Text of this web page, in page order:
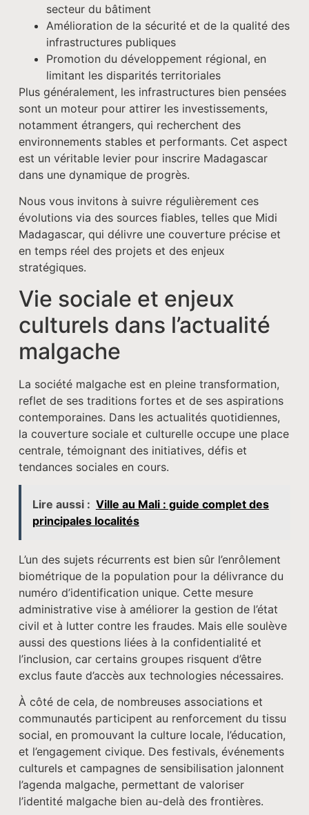
secteur du bâtiment
Amélioration de la sécurité et de la qualité des
infrastructures publiques
Promotion du développement régional, en
limitant les disparités territoriales
Plus généralement, les infrastructures bien pensées
sont un moteur pour attirer les investissements,
notamment étrangers, qui recherchent des
environnements stables et performants. Cet aspect
est un véritable levier pour inscrire Madagascar
dans une dynamique de progrès.
Nous vous invitons à suivre régulièrement ces
évolutions via des sources fiables, telles que Midi
Madagascar, qui délivre une couverture précise et
en temps réel des projets et des enjeux
stratégiques.
Vie sociale et enjeux
culturels dans l’actualité
malgache
La société malgache est en pleine transformation,
reflet de ses traditions fortes et de ses aspirations
contemporaines. Dans les actualités quotidiennes,
la couverture sociale et culturelle occupe une place
centrale, témoignant des initiatives, défis et
tendances sociales en cours.
Lire aussi : Ville au Mali : guide complet des
principales localités
L’un des sujets récurrents est bien sûr l’enrôlement
biométrique de la population pour la délivrance du
numéro d’identification unique. Cette mesure
administrative vise à améliorer la gestion de l’état
civil et à lutter contre les fraudes. Mais elle soulève
aussi des questions liées à la confidentialité et
l’inclusion, car certains groupes risquent d’être
exclus faute d’accès aux technologies nécessaires.
À côté de cela, de nombreuses associations et
communautés participent au renforcement du tissu
social, en promouvant la culture locale, l’éducation,
et l’engagement civique. Des festivals, événements
culturels et campagnes de sensibilisation jalonnent
l’agenda malgache, permettant de valoriser
l’identité malgache bien au-delà des frontières.